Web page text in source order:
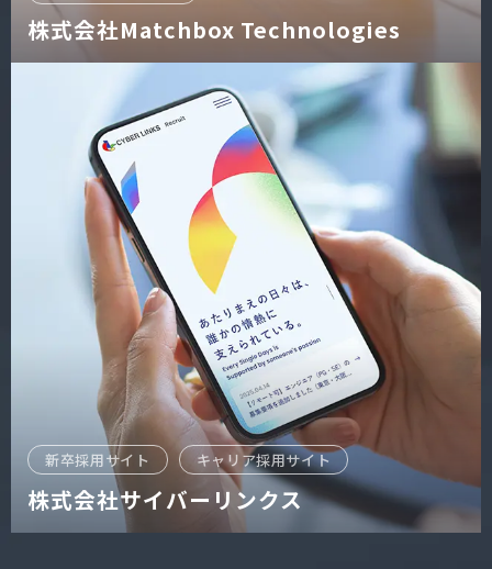
株式会社Matchbox Technologies
新卒採用サイト キャリア採用サイト
株式会社サイバーリンクス